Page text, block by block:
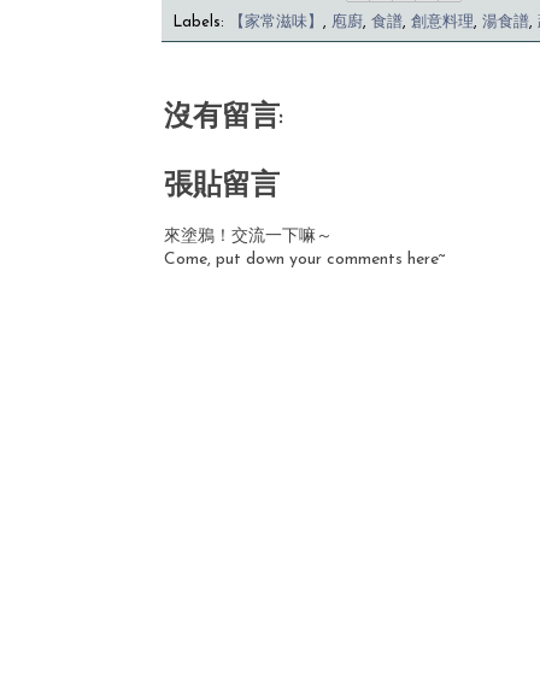
Labels: 【家常滋味】 , 庖廚, 食譜, 創意料理, 湯食譜,
沒有留言:
張貼留言
來塗鴉！交流一下嘛～
Come, put down your comments here~